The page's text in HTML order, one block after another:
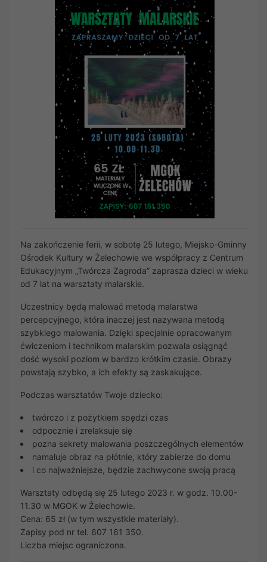
Na zakończenie ferii, w sobotę 25 lutego, Miejsko-Gminny
Ośrodek Kultury w Żelechowie we współpracy z Centrum
Edukacyjnym „Twórcza Zagroda” zaprasza dzieci w wieku
od 7 lat na warsztaty malarskie.
Uczestnicy będą malować metodą malarstwa
percepcyjnego, która inaczej jest nazywana metodą
szybkiego malowania. Dzięki specjalnie opracowanym
ćwiczeniom i technikom malarskim pozwala osiągnąć
dość wysoki poziom w bardzo krótkim czasie. Obrazy
powstają szybko, a ich efekty są zaskakujące.
Podczas warsztatów Twoje dziecko:
twórczo i z pożytkiem spędzi czas
odpocznie i zrelaksuje się
pozna sekrety malowania poszczególnych elementów
namaluje obraz na płótnie, który zabierze do domu
i co najważniejsze, będzie zachwycone swoją pracą
Warsztaty odbędą się 25 lutego 2023 r. w godz. 10.00-
11.30 w MGOK w Żelechowie.
Cena: 65 zł (w tym wszystkie materiały).
Zapisy pod nr tel. 607 161 350.
Liczba miejsc ograniczona.